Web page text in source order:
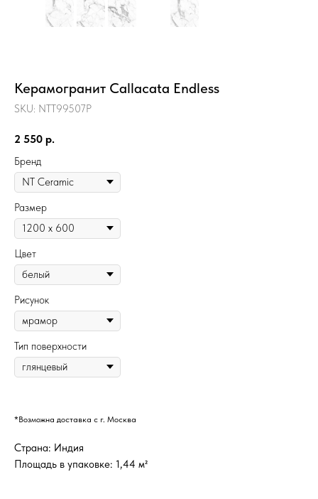
Керамогранит Callacata Endless
SKU: NTT99507P
2 550 р.
Бренд
Размер
Цвет
Рисунок
Тип поверхности
*Возможна доставка с г. Москва
Страна: Индия
Площадь в упаковке: 1,44 м²